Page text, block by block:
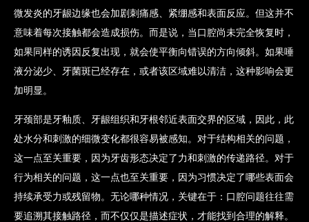
微发炎的牙龈边缘也会加剧刺痛感、紧绷感和表面反应。但这并不
意味着每次接触都会造成损伤。而是说，当口腔尚未完全恢复时，
如果同样的诱因反复出现，就会使平衡向错误的方向倾斜。如果唾
液分泌少、牙菌斑已经存在，或者该区域难以清洁，这种影响会更
加明显。
牙颈部是牙釉质、牙龈组织和牙根邻近表面交界的区域，因此，此
处水分和刺激的细微变化都很容易被感知。对于结构相关的问题，
这一点至关重要，因为牙齿形态决定了力和刺激的传递路径。对于
行为相关的问题，这一点也至关重要，因为习惯决定了哪些表面会
持续承受力或残留物。无论哪种情况，关键在于：口腔问题往往需
要追溯其接触路径，而不仅仅是描述症状，才能找到合理的解释。